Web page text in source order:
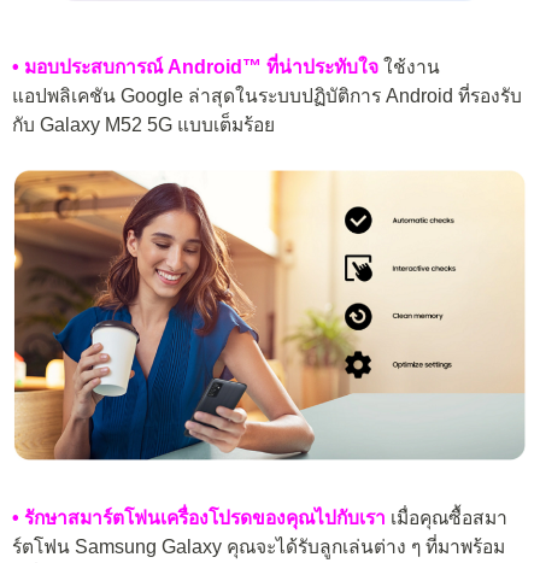
• มอบประสบการณ์ Android™ ที่น่าประทับใจ ใช้งาน
แอปพลิเคชัน Google ล่าสุดในระบบปฏิบัติการ Android ที่รองรับ
กับ Galaxy M52 5G แบบเต็มร้อย
• รักษาสมาร์ตโฟนเครื่องโปรดของคุณไปกับเรา เมื่อคุณซื้อสมา
ร์ตโฟน Samsung Galaxy คุณจะได้รับลูกเล่นต่าง ๆ ที่มาพร้อม